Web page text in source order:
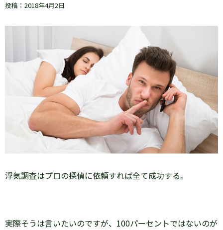
投稿：2018年4月2日
浮気調査はプロの探偵に依頼すれば全て成功する。
実際そうは言いたいのですが、100パーセントではないのが